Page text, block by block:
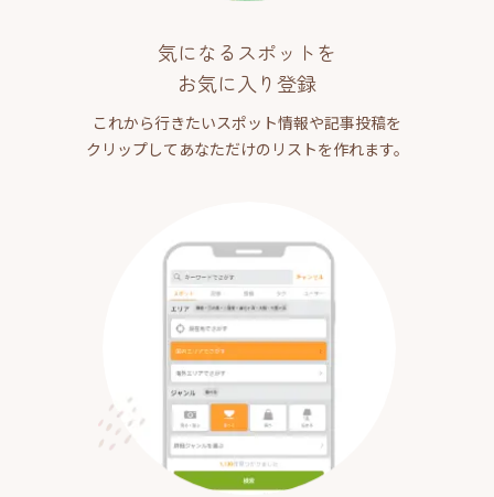
気になるスポットを
お気に入り登録
これから行きたいスポット情報や記事投稿を
クリップしてあなただけのリストを作れます。